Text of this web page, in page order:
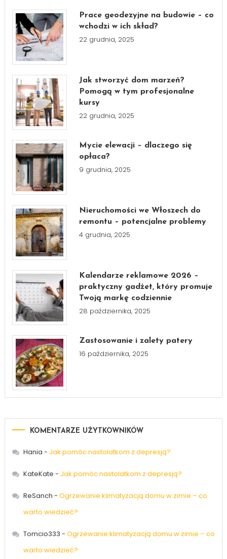
Prace geodezyjne na budowie – co
wchodzi w ich skład?
22 grudnia, 2025
Jak stworzyć dom marzeń?
Pomogą w tym profesjonalne
kursy
22 grudnia, 2025
Mycie elewacji – dlaczego się
opłaca?
9 grudnia, 2025
Nieruchomości we Włoszech do
remontu – potencjalne problemy
4 grudnia, 2025
Kalendarze reklamowe 2026 –
praktyczny gadżet, który promuje
Twoją markę codziennie
28 października, 2025
Zastosowanie i zalety patery
16 października, 2025
KOMENTARZE UŻYTKOWNIKÓW
Hania - Jak pomóc nastolatkom z depresją?
KateKate - Jak pomóc nastolatkom z depresją?
ReSanch - Ogrzewanie klimatyzacją domu w zimie – co
warto wiedzieć?
Tomcio333 - Ogrzewanie klimatyzacją domu w zimie – co
warto wiedzieć?